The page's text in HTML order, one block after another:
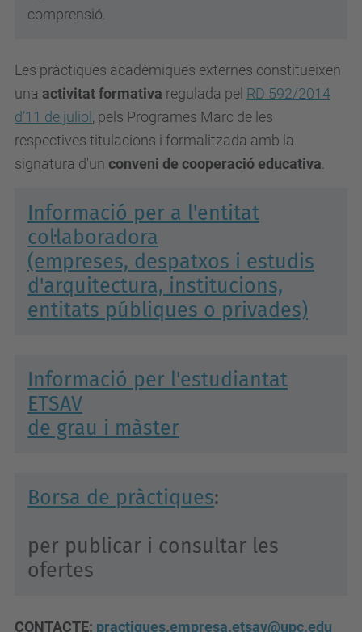
comprensió.
Les pràctiques acadèmiques externes constitueixen
una activitat formativa regulada pel RD 592/2014
d’11 de juliol , pels Programes Marc de les
respectives titulacions i formalitzada amb la
signatura d'un conveni de cooperació educativa
Informació per a l'entitat
col·laboradora
(empreses, despatxos i estudis
d'arquitectura, institucions,
entitats públiques o privades)
Informació per l'estudiantat
ETSAV
de grau i màster
Borsa de pràctiques:
per publicar i consultar les
ofertes
CONTACTE: practiques.empresa.etsav@upc.edu